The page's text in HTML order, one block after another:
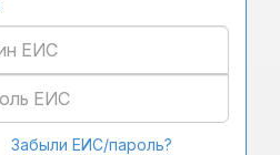
Забыли ЕИС/пароль?